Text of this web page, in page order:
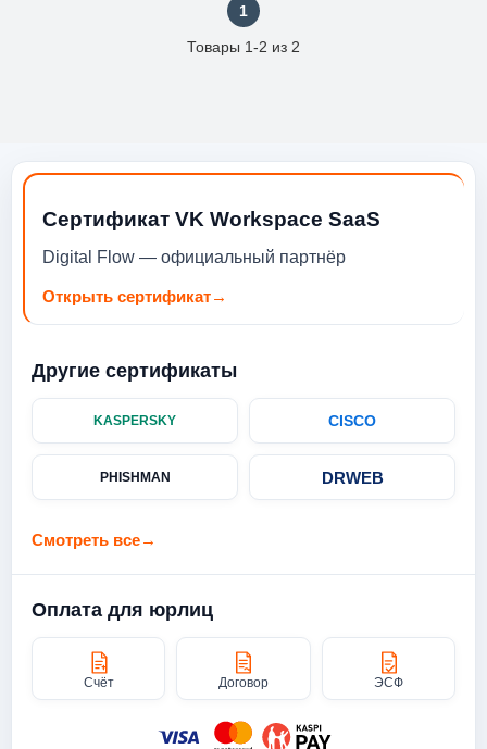
1
Товары 1-2 из 2
Сертификат VK Workspace SaaS
Digital Flow — официальный партнёр
Открыть сертификат→
Другие сертификаты
KASPERSKY CISCO
PHISHMAN DRWEB
Смотреть все→
Оплата для юрлиц
Счёт Договор ЭСФ